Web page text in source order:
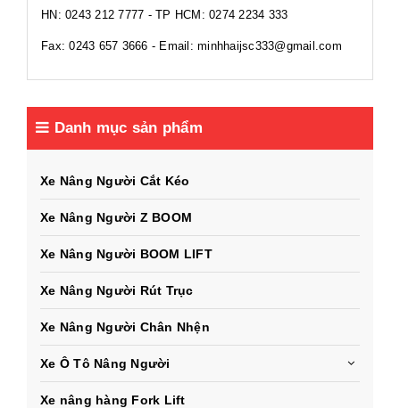
HN: 0243 212 7777 - TP HCM: 0274 2234 333
Fax: 0243 657 3666 - Email: minhhaijsc333@gmail.com
Danh mục sản phẩm
Xe Nâng Người Cắt Kéo
Xe Nâng Người Z BOOM
Xe Nâng Người BOOM LIFT
Xe Nâng Người Rút Trục
Xe Nâng Người Chân Nhện
Xe Ô Tô Nâng Người
Xe nâng hàng Fork Lift